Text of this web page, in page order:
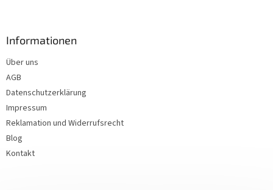
Informationen
Über uns
AGB
Datenschutzerklärung
Impressum
Reklamation und Widerrufsrecht
Blog
Kontakt